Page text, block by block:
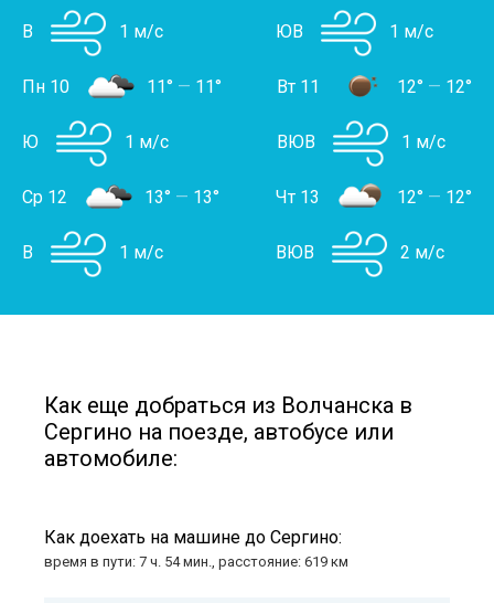
В 1 м/с ЮВ 1 м/с
Пн 10 11° — 11°
Ю 1 м/с
Вт 11 12° — 12°
ВЮВ 1 м/с
Ср 12 13° — 13°
В 1 м/с
Чт 13 12° — 12°
ВЮВ 2 м/с
Как еще добраться из Волчанска в
Сергино на поезде, автобусе или
автомобиле:
Как доехать на машине до Сергино:
время в пути: 7 ч. 54 мин., расстояние: 619 км